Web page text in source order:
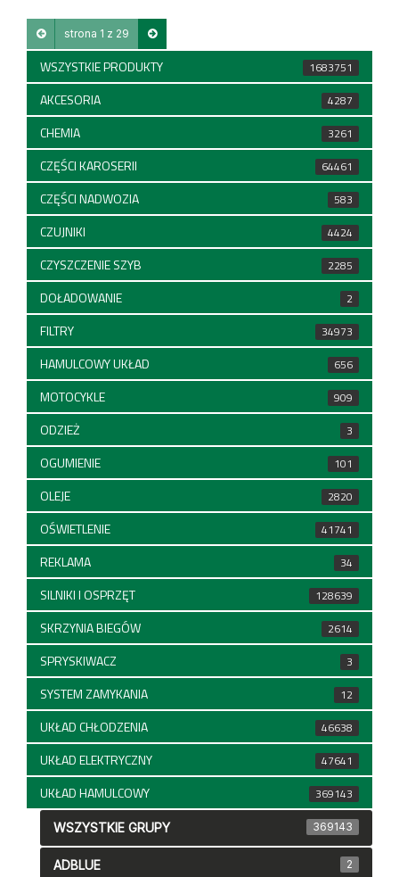
strona 1 z 29
WSZYSTKIE PRODUKTY 1683751
AKCESORIA 4287
CHEMIA 3261
CZĘŚCI KAROSERII 64461
CZĘŚCI NADWOZIA 583
CZUJNIKI 4424
CZYSZCZENIE SZYB 2285
DOŁADOWANIE 2
FILTRY 34973
HAMULCOWY UKŁAD 656
MOTOCYKLE 909
ODZIEŻ 3
OGUMIENIE 101
OLEJE 2820
OŚWIETLENIE 41741
REKLAMA 34
SILNIKI I OSPRZĘT 128639
SKRZYNIA BIEGÓW 2614
SPRYSKIWACZ 3
SYSTEM ZAMYKANIA 12
UKŁAD CHŁODZENIA 46638
UKŁAD ELEKTRYCZNY 47641
UKŁAD HAMULCOWY 369143
WSZYSTKIE GRUPY 369143
ADBLUE 2